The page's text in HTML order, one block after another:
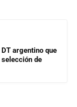
argentino que
de